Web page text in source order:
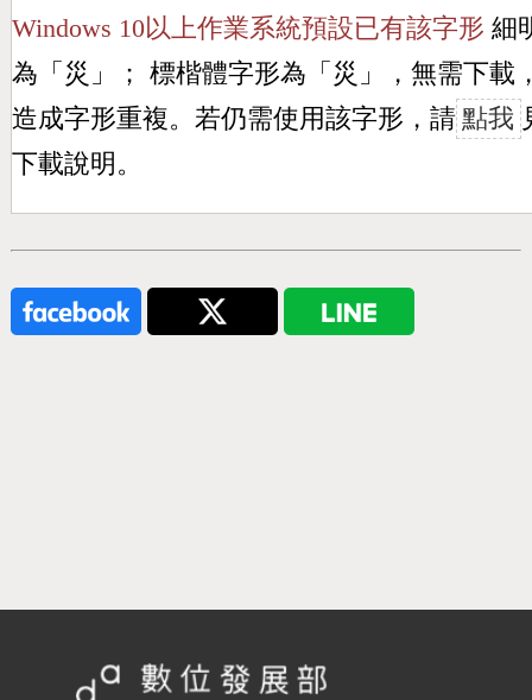
Windows 10以上作業系統預設已有該字形 細
為「 災 」； 標楷體字形為「 災 」，無需下載
造成字形重複。若仍需使用該字形，請 點我
下載說明。